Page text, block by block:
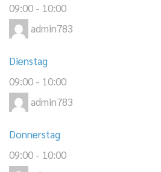
09:00 - 10:00
admin783
Dienstag
09:00 - 10:00
admin783
Donnerstag
09:00 - 10:00